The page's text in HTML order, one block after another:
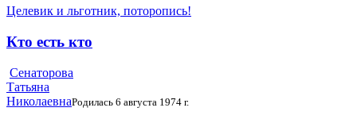
Целевик и льготник, поторопись!
Кто есть кто
Сенаторова
Татьяна
НиколаевнаРодилась 6 августа 1974 г.